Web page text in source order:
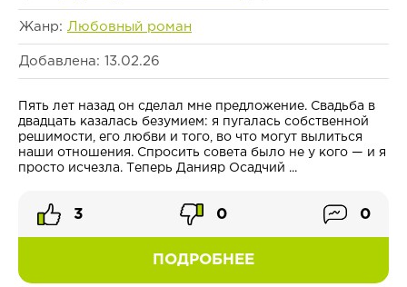
Жанр: Любовный роман
Добавлена: 13.02.26
Пять лет назад он сделал мне предложение. Свадьба в
двадцать казалась безумием: я пугалась собственной
решимости, его любви и того, во что могут вылиться
наши отношения. Спросить совета было не у кого — и я
просто исчезла. Теперь Данияр Осадчий ...
ПОДРОБНЕЕ
3 0 0